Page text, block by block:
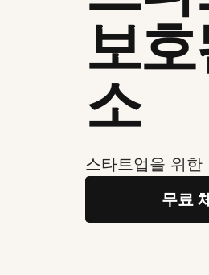
보
소
스타트업을 위한
무료